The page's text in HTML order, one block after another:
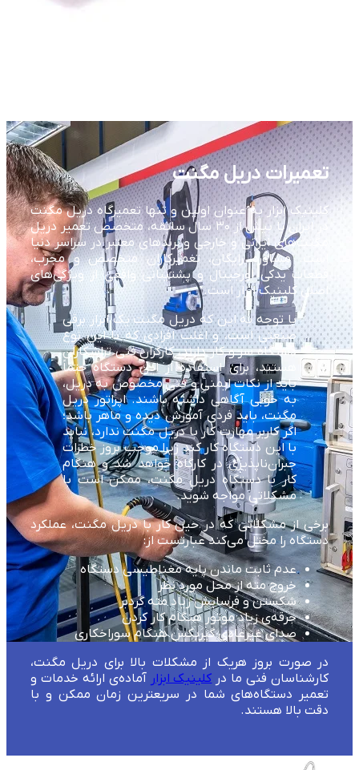
تعمیرات دریل مگنت
کلینیک ابزار به عنوان اولین و تنها تعمیرگاه دریل مگنت
در ایران با بیش از ۳۰ سال سابقه، متخصص تعمیر دریل
مگنت‌های ایرانی و خارجی و برندهای معتبر در سراسر دنیا
است. مشاوره رایگان، تعمیرکاران متخصص و مجرب،
قطعات یدکی اورجینال و پشتیبانی واقعی از ویژگی‌های
اصلی کلینیک ابزار است.
با توجه به این که دریل مگنت یک ابزار برقی
صنعتی است، و اغلب افرادی که با این نوع
دستگاه سر و کار دارند، کارگران فنی تراشکاران
هستند، برای استفاده از این دستگاه حتماً
باید از نکات ایمنی و فنی مخصوص به دریل،
به خوبی آگاهی داشته باشند. اپراتور دریل
مگنت، باید فردی آموزش دیده و ماهر باشد؛
اگر کاربر مهارت کار با دریل مگنت ندارد، نباید
با این دستگاه کار کند زیرا موجب بروز خطرات
جبران‌ناپذیری در کارگاه خواهد شد و هنگام
کار با دستگاه دریل مگنت، ممکن است با
مشکلاتی مواجه شوید.
برخی از مشکلاتی که در حین کار با دریل مگنت، عملکرد
دستگاه را مختل می‌کند عبارتست از:
عدم ثابت ماندن پایه مغناطیسی دستگاه
خروج مته از محل مورد نظر
شکستن و فرسایش زیاد مته گردبر
جرقه‌ی زیاد موتور هنگام کار کردن
صدای غیرعادی گیربکس هنگام سوراخکاری
در صورت بروز هریک از مشکلات بالا برای دریل مگنت،
کارشناسان فنی ما در کلینیک ابزار آماده‌ی ارائه خدمات و
تعمیر دستگاه‌های شما در سریعترین زمان ممکن و با
دقت بالا هستند.